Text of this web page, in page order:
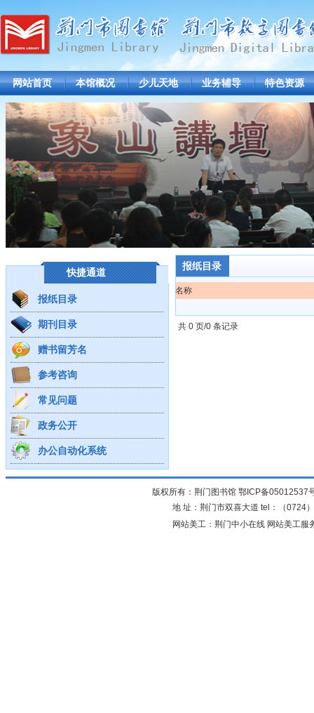
网站首页 本馆概况 少儿天地 业务辅导 特色资源
快捷通道
报纸目录
期刊目录
赠书留芳名
参考咨询
常见问题
政务公开
办公自动化系统
报纸目录
名称
共 0 页/0 条记录
版权所有：荆门图书馆 鄂ICP备05012537
地 址：荆门市双喜大道 tel：（0724
网站美工：荆门中小在线 网站美工